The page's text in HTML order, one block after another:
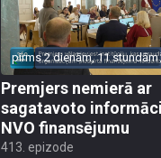
pirms 2 dienām, 11 stundām
Premjers nemierā ar
sagatavoto
NVO finansējumu
413. epizode